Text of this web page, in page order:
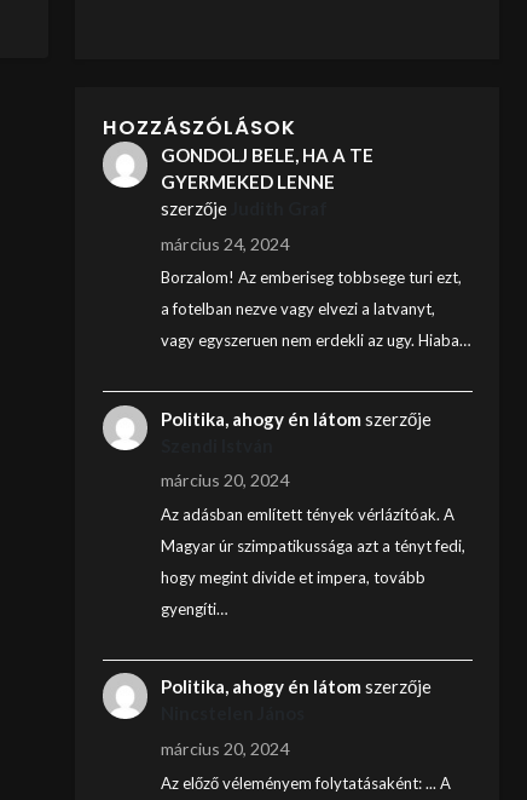
HOZZÁSZÓLÁSOK
GONDOLJ BELE, HA A TE
GYERMEKED LENNE
szerzője
március 24, 2024
Borzalom! Az emberiseg tobbsege turi ezt,
a fotelban nezve vagy elvezi a latvanyt,
vagy egyszeruen nem erdekli az ugy. Hiaba…
Politika, ahogy én látom szerzője
március 20, 2024
Az adásban említett tények vérlázítóak. A
Magyar úr szimpatikussága azt a tényt fedi,
hogy megint divide et impera, tovább
gyengíti…
Politika, ahogy én látom szerzője
március 20, 2024
Az előző véleményem folytatásaként: ... A